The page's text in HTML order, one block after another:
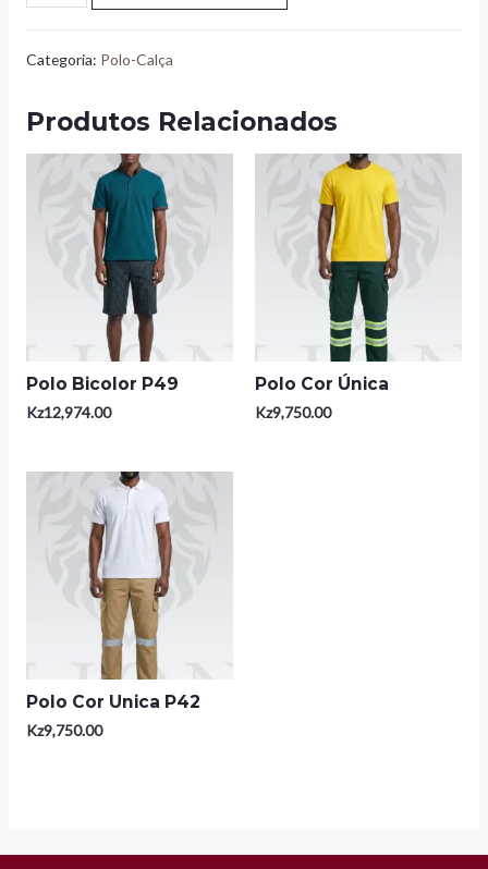
Categoria: Polo-Calça
Produtos Relacionados
Polo Bicolor P49
Kz12,974.00
Polo Cor Única
Kz9,750.00
Polo Cor Unica P42
Kz9,750.00